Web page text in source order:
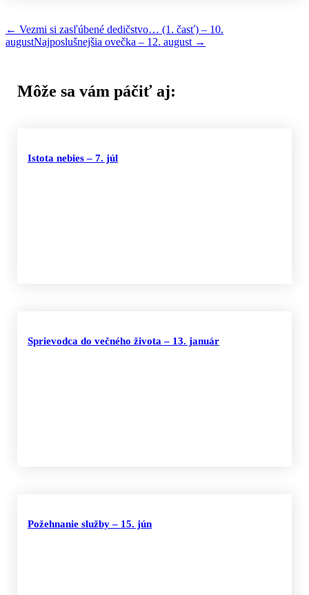
← Vezmi si zasľúbené dedičstvo… (1. časť) – 10.
augustNajposlušnejšia ovečka – 12. august →
Môže sa vám páčiť aj:
Istota nebies – 7. júl
Sprievodca do večného života – 13. január
Požehnanie služby – 15. jún